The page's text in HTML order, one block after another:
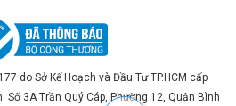
do Sở Kế Hoạch và Đầu Tư TP.HCM cấp
3A Trần Quý Cáp, Phường 12, Quận Bình